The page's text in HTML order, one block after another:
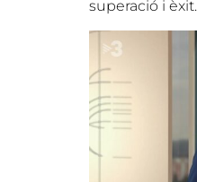
superació i èxit.